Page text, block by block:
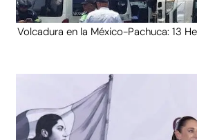
Volcadura en la México-Pachuca: 13